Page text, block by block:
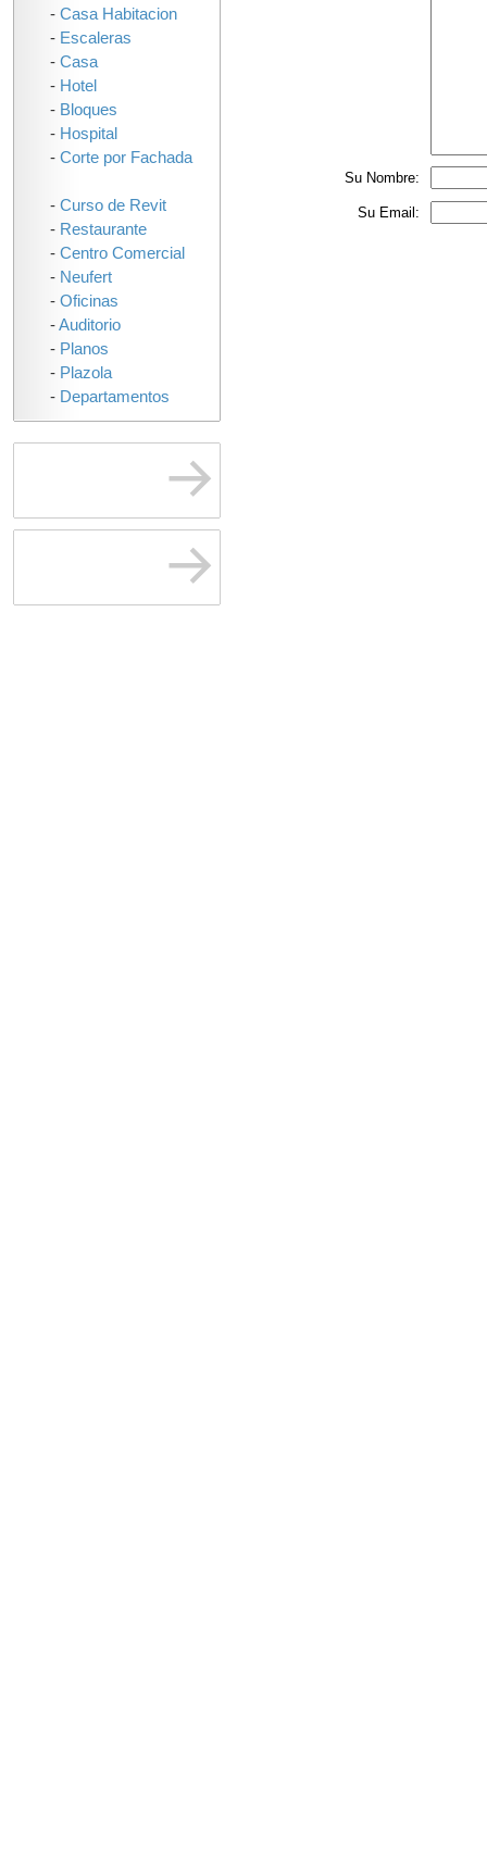
Su Nombre:
Su Email:
- Casa Habitacion
- Escaleras
- Casa
- Hotel
- Bloques
- Hospital
- Corte por Fachada
- Curso de Revit
- Restaurante
- Centro Comercial
- Neufert
- Oficinas
-Auditorio
- Planos
- Plazola
- Departamentos